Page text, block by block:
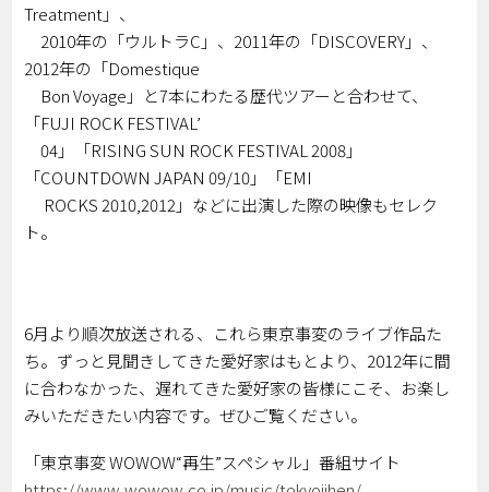
Treatment」、
2010年の「ウルトラC」、2011年の「DISCOVERY」、
2012年の「Domestique
Bon Voyage」と7本にわたる歴代ツアーと合わせて、
「FUJI ROCK FESTIVAL’
04」「RISING SUN ROCK FESTIVAL 2008」
「COUNTDOWN JAPAN 09/10」「EMI
ROCKS 2010,2012」などに出演した際の映像もセレク
ト。
6月より順次放送される、これら東京事変のライブ作品た
ち。ずっと見聞きしてきた愛好家はもとより、2012年に間
に合わなかった、遅れてきた愛好家の皆様にこそ、お楽し
みいただきたい内容です。ぜひご覧ください。
「東京事変 WOWOW“再生”スペシャル」番組サイト